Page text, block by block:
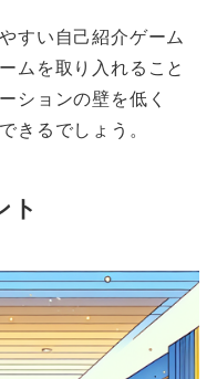
すい自己紹介ゲーム
ムを取り入れること
ションの壁を低く
きるでしょう。
ト